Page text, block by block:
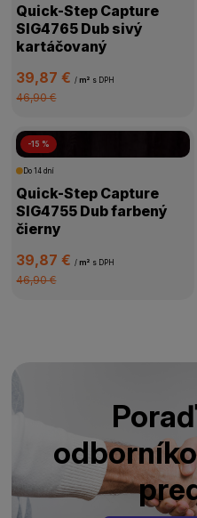
Quick-Step Capture
SIG4765 Dub sivý
kartáčovaný
39,87 €/ m² s DPH
46,90 €
-15 %
Do 14 dní
Quick-Step Capture
SIG4755 Dub farbený
čierny
39,87 €/ m² s DPH
46,90 €